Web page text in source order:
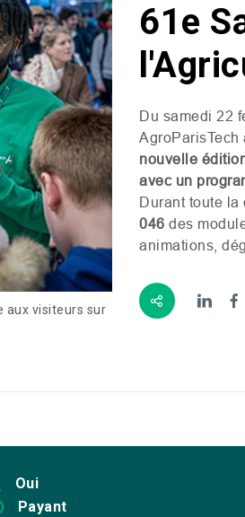
aux visiteurs sur
61e
Du samedi 22
AgroParisTech
nouvelle
avec un
Durant toute la
046 des
animations,
Oui
Payant